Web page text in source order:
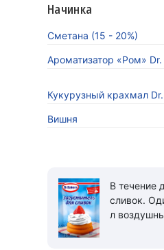
Начинка
Сметана (15 - 20%)
Ароматизатор «Ром» Dr.
Кукурузный крахмал
Вишня
В течение
сливок.
л